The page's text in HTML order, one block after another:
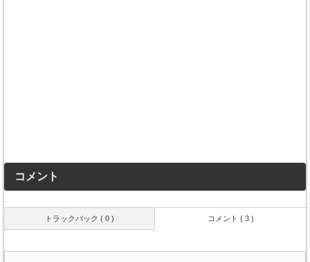
コメント
トラックバック ( 0 ) コメント ( 3 )